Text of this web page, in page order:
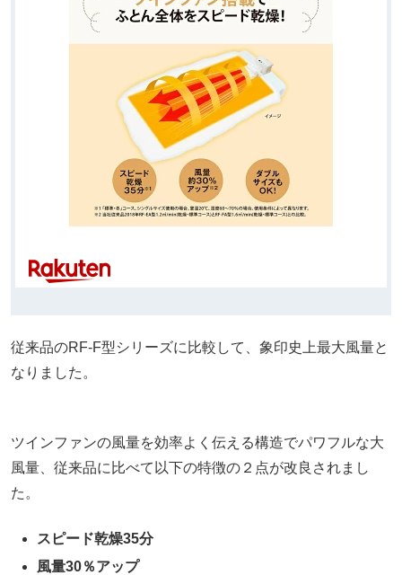
従来品のRF-F型シリーズに比較して、象印史上最大風量と
なりました。
ツインファンの風量を効率よく伝える構造でパワフルな大
風量、従来品に比べて以下の特徴の２点が改良されまし
た。
スピード乾燥35分
風量30％アップ